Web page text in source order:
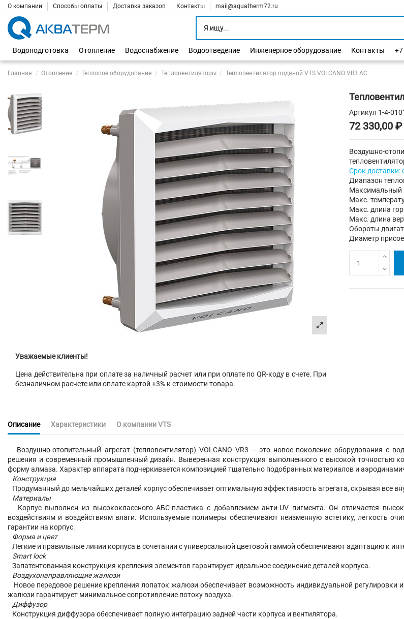
О компании Способы оплаты Доставка заказов Контакты mail@aquatherm72.ru
Водоподготовка
Отопление Водоснабжение Водоотведение Инженерное оборудование Контакты
Главная Отопление Тепловое оборудование Тепловентиляторы Тепловентилятор водяной VTS VOLCANO VR3 AC
Уважаемые клиенты!
Цена действительна при оплате за наличный расчет или при оплате по QR-коду в счете. При
безналичном расчете или оплате картой +3% к стоимости товара.
Артикул 1-4-
72 330,00 ₽
Воздушно-
Срок доставки:
Диапазон
Максимальный
Макс.
Макс. длина
Макс. длина
Обороты
Диаметр
Описание Характеристики О компании VTS
Воздушно-отопительныЙ агрегат (тепловентилятор) VOLCANO VR3 – это новое поколение оборудования с
решения и современный промышленный дизайн. Выверенная конструкция выполненного с высокой точностью
форму алмаза. Характер аппарата подчеркивается композицией тщательно подобранных материалов и
Конструкция
Продуманный до мельчайших деталей корпус обеспечивает оптимальную эффективность агрегата, скрывая все
Материалы
Корпус выполнен из высококлассного АБС-пластика с добавлением анти-UV пигмента. Он отличается
воздействиям и воздействиям влаги. Используемые полимеры обеспечивают неизменную эстетику, легкость
гарантии на корпус.
Форма и цвет
Легкие и правильные линии корпуса в сочетании с универсальной цветовой гаммой обеспечивают адаптацию к
Smart lock
Запатентованная конструкция крепления элементов гарантирует идеальное соединение деталей корпуса.
Воздухонаправляющие жалюзи
Новое передовое решение крепления лопаток жалюзи обеспечивает возможность индивидуальной
жалюзи гарантирует минимальное сопротивление потоку воздуха.
Диффузор
Конструкция диффузора обеспечивает полную интеграцию задней части корпуса и вентилятора.